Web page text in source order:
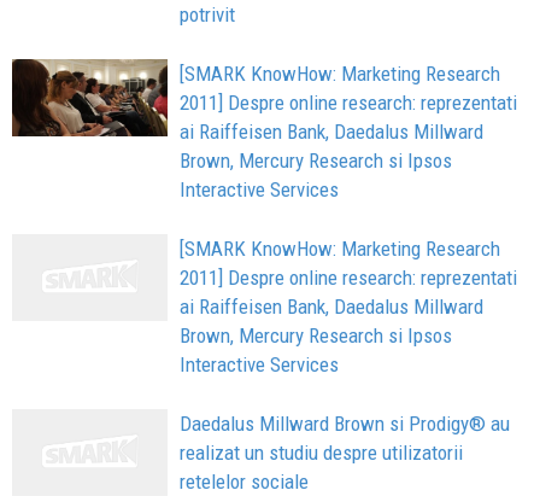
potrivit
[SMARK KnowHow: Marketing Research
2011] Despre online research: reprezentati
ai Raiffeisen Bank, Daedalus Millward
Brown, Mercury Research si Ipsos
Interactive Services
[SMARK KnowHow: Marketing Research
2011] Despre online research: reprezentati
ai Raiffeisen Bank, Daedalus Millward
Brown, Mercury Research si Ipsos
Interactive Services
Daedalus Millward Brown si Prodigy® au
realizat un studiu despre utilizatorii
retelelor sociale